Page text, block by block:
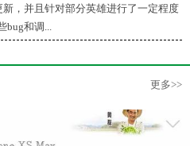
，并且针对部分英雄进行了一定程度
和调...
更多>>